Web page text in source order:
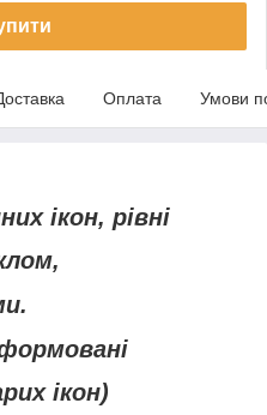
Оплата Умови
ікон, рівні
ікон)